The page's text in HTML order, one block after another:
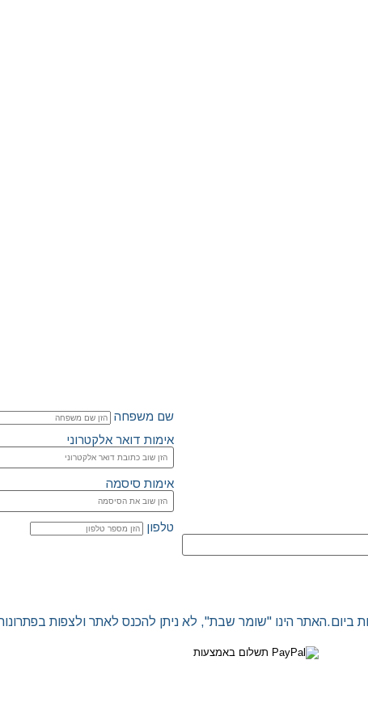
שם משפחה
אימות דואר אלקטרוני
אימות סיסמה
טלפון